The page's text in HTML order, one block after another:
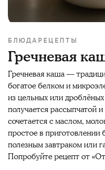
БЛЮДА РЕЦЕПТЫ
Гречневая
Гречневая каша —
богатое белком и
из цельных или
получается рассыпчатой
сочетается с маслом,
простое в
полезным завтраком или
Попробуйте рецепт от